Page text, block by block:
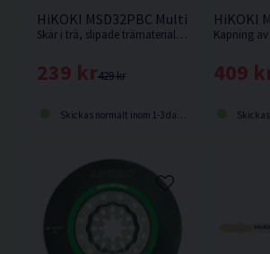
HiKOKI MSD32PBC Multiblad Trä/
Skär i trä, slipade trämaterial och plast (PVC) Kapning av ej järnhaltiga rör och profiler Skärning av härdade spikar, skruvar och stålprofiler
429 kr
239 kr
Skickas normalt inom 1-3 dagar
HiKOKI
409
Skickas